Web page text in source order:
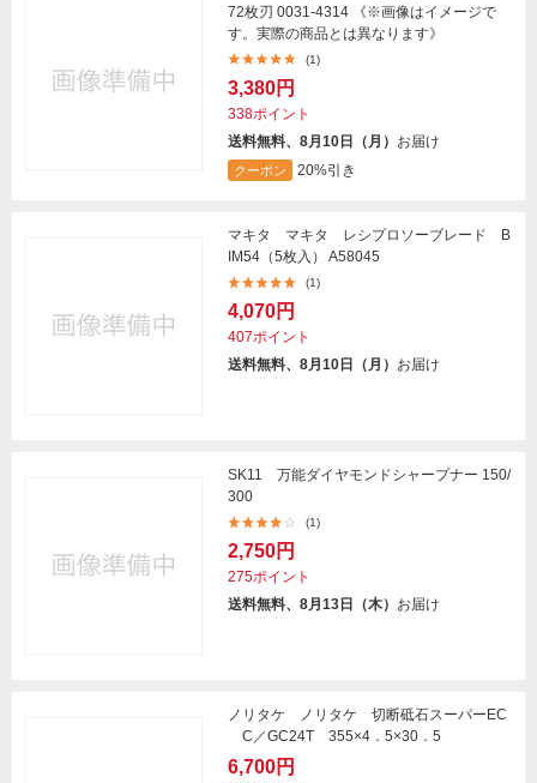
72枚刃 0031-4314 《※画像はイメージで
す。実際の商品とは異なります》
(1)
3,380円
338ポイント
送料無料、8月10日（月） お届け
クーポン 20%引き
マキタ マキタ レシプロソーブレード B
IM54（5枚入） A58045
(1)
4,070円
407ポイント
送料無料、8月10日（月） お届け
SK11 万能ダイヤモンドシャープナー 150/
300
(1)
2,750円
275ポイント
送料無料、8月13日（木） お届け
ノリタケ ノリタケ 切断砥石スーパーEC
C／GC24T 355×4．5×30．5
6,700円